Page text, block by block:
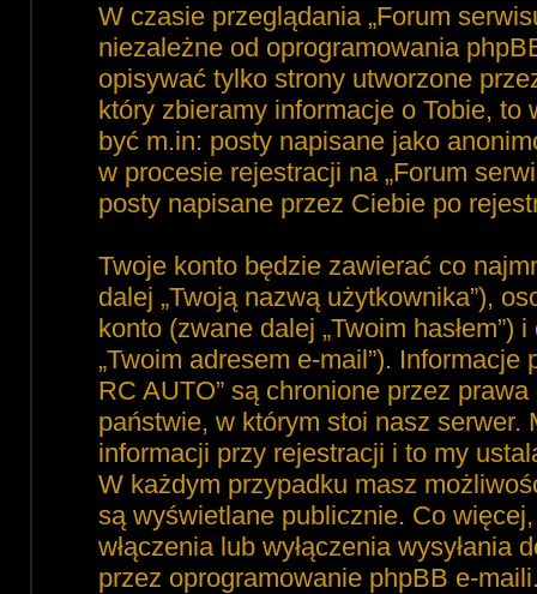
W czasie przeglądania „Forum
niezależne od oprogramowania
opisywać tylko strony utworzone
który zbieramy informacje o Tobie, to
być m.in: posty napisane jako
w procesie rejestracji na „Forum
posty napisane przez Ciebie po
Twoje konto będzie zawierać co
dalej „Twoją nazwą użytkownika”),
konto (zwane dalej „Twoim
„Twoim adresem e-mail”).
RC AUTO” są chronione przez
państwie, w którym stoi nasz
informacji przy rejestracji i to my
W każdym przypadku masz
są wyświetlane publicznie. Co
włączenia lub wyłączenia
przez oprogramowanie phpBB e-